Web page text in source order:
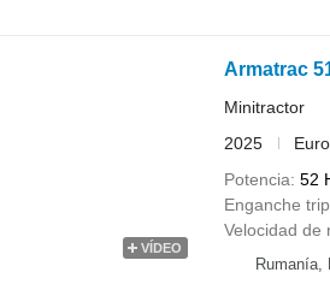
VÍDEO
Armatrac
Minitractor
2025
Potencia 52
Enganche
Velocidad de
Rumanía,